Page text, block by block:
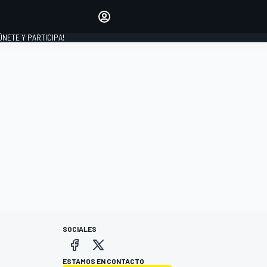
Y PARTICIPA!
SOCIALES
ESTAMOS EN CONTACTO